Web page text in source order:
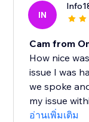
IN
Cam from
How nice
issue I was
we spoke
my issue
อ่านเพิ่มเติม